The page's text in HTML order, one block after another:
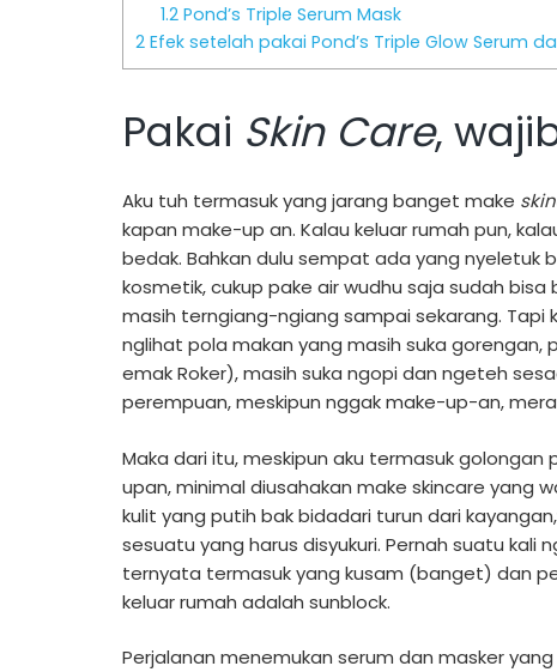
1.2 Pond’s Triple Serum Mask
2 Efek setelah pakai Pond’s Triple Glow Serum
Pakai Skin Care,
Aku tuh termasuk yang jarang banget make
kapan make-up an. Kalau keluar rumah pun,
bedak. Bahkan dulu sempat ada yang nyeletuk
kosmetik, cukup pake air wudhu saja sudah
masih terngiang-ngiang sampai sekarang. Tapi
nglihat pola makan yang masih suka
emak Roker), masih suka ngopi dan ngeteh
perempuan, meskipun nggak make-up-an,
Maka dari itu, meskipun aku termasuk
upan, minimal diusahakan make skincare yang
kulit yang putih bak bidadari turun dari
sesuatu yang harus disyukuri. Pernah suatu
ternyata termasuk yang kusam (banget) dan
keluar rumah adalah sunblock.
Perjalanan menemukan serum dan masker